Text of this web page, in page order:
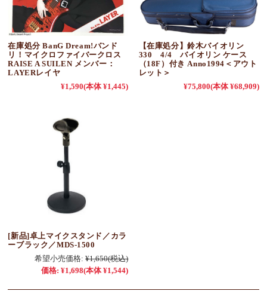
在庫処分 BanG Dream!バンド
リ！マイクロファイバークロス
RAISE A SUILEN メンバー：
LAYERレイヤ
¥1,590(本体 ¥1,445)
【在庫処分】鈴木バイオリン
330 4/4 バイオリン ケース
（18F）付き Anno1994＜アウト
レット＞
¥75,800(本体 ¥68,909)
[新品]卓上マイクスタンド／カラ
ーブラック／MDS-1500
希望小売価格: ¥1,650(税込)
価格: ¥1,698(本体 ¥1,544)